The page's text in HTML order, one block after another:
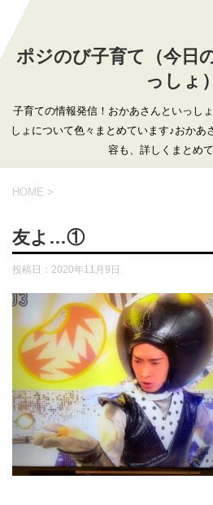
ポジのび子育て（今日
っしょ）
子育ての情報発信！おかあさんといっし
しょについて色々まとめています♪おかあ
容も、詳しくまとめ
HOME >
友よ…①
投稿日： 2020年11月9日